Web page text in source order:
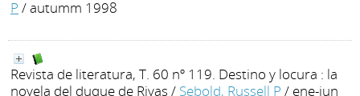
P / autumm 1998
Revista de literatura, T. 60 nº 119. Destino y locura : la
novela del duque de Rivas / Sebold, Russell P / ene-jun